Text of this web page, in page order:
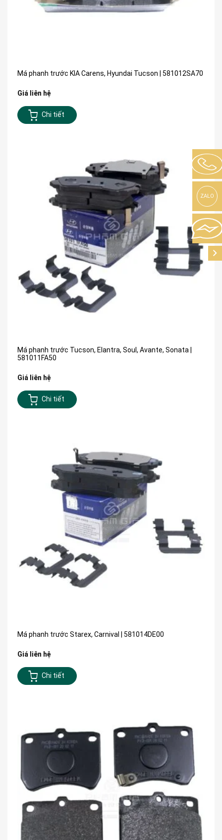
Má phanh trước KIA Carens, Hyundai Tucson | 581012SA70
Giá liên hệ
Chi tiết
Má phanh trước Tucson, Elantra, Soul, Avante, Sonata |
581011FA50
Giá liên hệ
Chi tiết
Má phanh trước Starex, Carnival | 581014DE00
Giá liên hệ
Chi tiết
ZALO